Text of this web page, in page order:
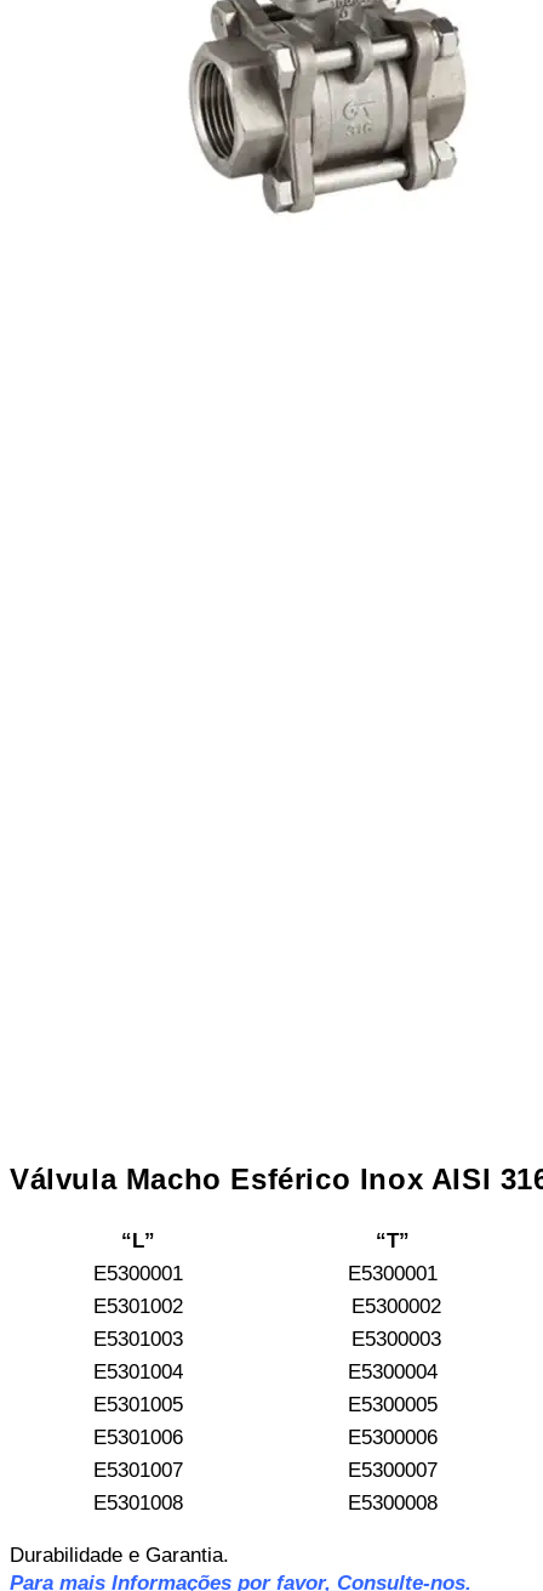
Válvula Macho Esférico Inox AISI
“L”
“T”
E5300001
E5300001
E5301002
E5300002
E5301003
E5300003
E5301004
E5300004
E5301005
E5300005
E5301006
E5300006
E5301007
E5300007
E5301008
E5300008
Durabilidade e Garantia.
Para mais Informações por favor, Consulte-nos.